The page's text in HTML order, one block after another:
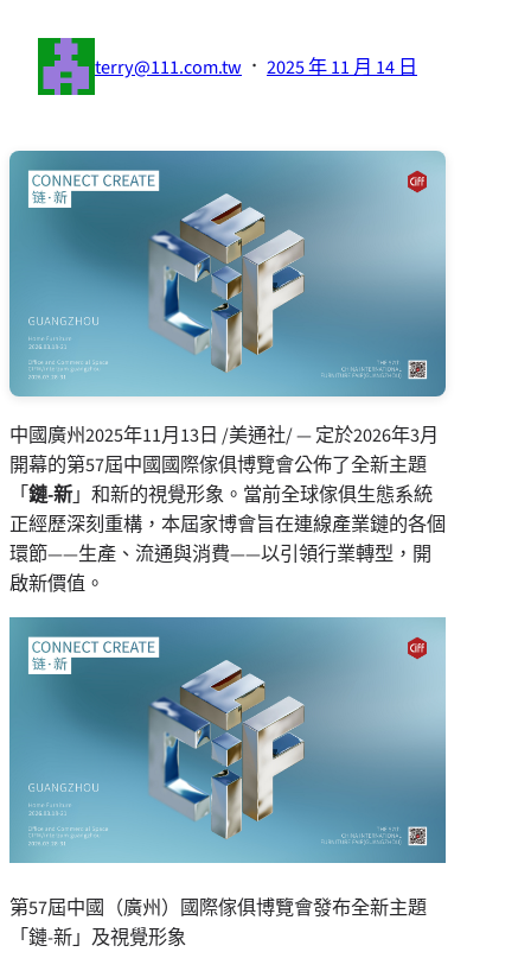
terry@111.com.tw · 2025 年 11 月 14 日
中國廣州2025年11月13日 /美通社/ — 定於2026年3月
開幕的第57屆中國國際傢俱博覽會公佈了全新主題
「鏈-新」和新的視覺形象。當前全球傢俱生態系統
正經歷深刻重構，本屆家博會旨在連線產業鏈的各個
環節——生產、流通與消費——以引領行業轉型，開
啟新價值。
第57屆中國（廣州）國際傢俱博覽會發布全新主題
「鏈-新」及視覺形象